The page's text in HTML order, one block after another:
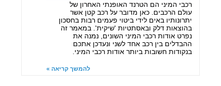
רכבי המיני הם הטרנד האופנתי האחרון של
עולם הרכבים. כאן מדובר על רכב קטן אשר
יתרונותיו באים לידי ביטוי פעמים רבות בחסכון
בהוצאות דלק ובאסתטיות 'שיקית'. במאמר זה
נפרט אודות רכבי המיני השונים, נמנה את
ההבדלים בין רכב אחד לשני ונעדכן אתכם
בנקודות חשובות ביותר אודות רכבי המיני.
להמשך קריאה »